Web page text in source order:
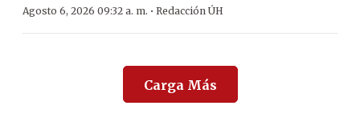
Agosto 6, 2026 09:32 a. m. · Redacción ÚH
Carga Más